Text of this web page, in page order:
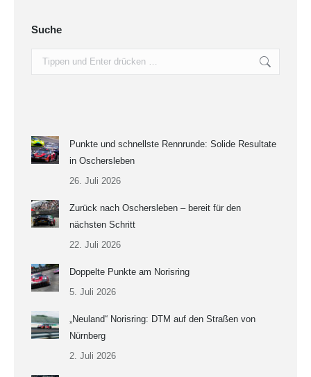
Suche
Search:
Punkte und schnellste Rennrunde: Solide Resultate
in Oschersleben
26. Juli 2026
Zurück nach Oschersleben – bereit für den
nächsten Schritt
22. Juli 2026
Doppelte Punkte am Norisring
5. Juli 2026
„Neuland“ Norisring: DTM auf den Straßen von
Nürnberg
2. Juli 2026